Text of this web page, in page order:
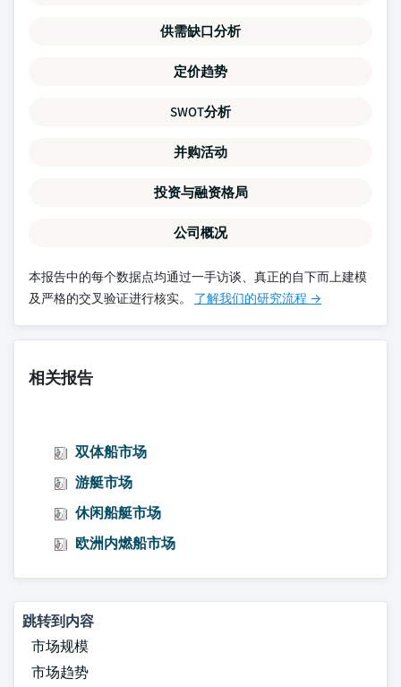
供需缺口分析
定价趋势
SWOT分析
并购活动
投资与融资格局
公司概况
本报告中的每个数据点均通过一手访谈、真正的自下而上建模
及严格的交叉验证进行核实。 了解我们的研究流程 →
相关报告
双体船市场
游艇市场
休闲船艇市场
欧洲内燃船市场
跳转到内容
市场规模
市场趋势